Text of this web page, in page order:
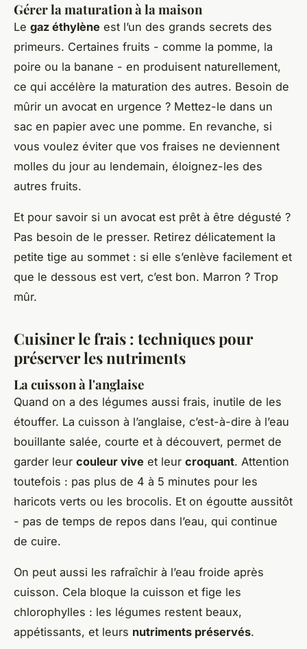
Gérer la maturation à la maison
Le gaz éthylène est l’un des grands secrets des
primeurs. Certaines fruits - comme la pomme, la
poire ou la banane - en produisent naturellement,
ce qui accélère la maturation des autres. Besoin de
mûrir un avocat en urgence ? Mettez-le dans un
sac en papier avec une pomme. En revanche, si
vous voulez éviter que vos fraises ne deviennent
molles du jour au lendemain, éloignez-les des
autres fruits.
Et pour savoir si un avocat est prêt à être dégusté ?
Pas besoin de le presser. Retirez délicatement la
petite tige au sommet : si elle s’enlève facilement et
que le dessous est vert, c’est bon. Marron ? Trop
mûr.
Cuisiner le frais : techniques pour
préserver les nutriments
La cuisson à l'anglaise
Quand on a des légumes aussi frais, inutile de les
étouffer. La cuisson à l’anglaise, c’est-à-dire à l’eau
bouillante salée, courte et à découvert, permet de
garder leur couleur vive et leur croquant. Attention
toutefois : pas plus de 4 à 5 minutes pour les
haricots verts ou les brocolis. Et on égoutte aussitôt
- pas de temps de repos dans l’eau, qui continue
de cuire.
On peut aussi les rafraîchir à l’eau froide après
cuisson. Cela bloque la cuisson et fige les
chlorophylles : les légumes restent beaux,
appétissants, et leurs nutriments préservés.